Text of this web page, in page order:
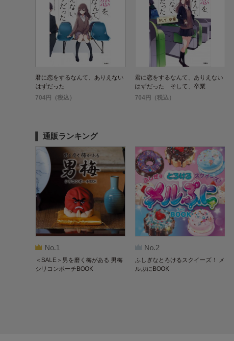
君に恋をするなんて、ありえない
はずだった
704円（税込）
君に恋をするなんて、ありえない
はずだった そして、卒業
704円（税込）
通販ランキング
No.1
＜SALE＞男を磨く梅がある 男梅
シリコンポーチBOOK
No.2
ふしぎなとろけるスクイーズ！ メ
ルぷにBOOK